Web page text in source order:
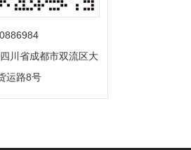
川省成都市双流区大
运路8号